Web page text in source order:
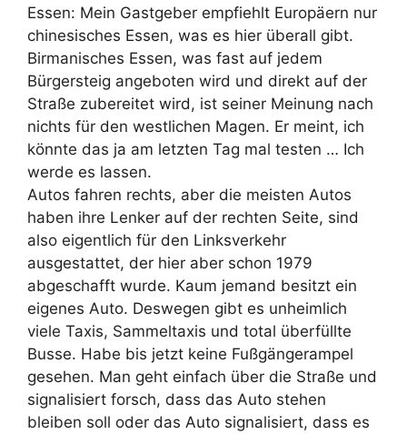
Essen: Mein Gastgeber empfiehlt Europäern nur
chinesisches Essen, was es hier überall gibt.
Birmanisches Essen, was fast auf jedem
Bürgersteig angeboten wird und direkt auf der
Straße zubereitet wird, ist seiner Meinung nach
nichts für den westlichen Magen. Er meint, ich
könnte das ja am letzten Tag mal testen … Ich
werde es lassen.
Autos fahren rechts, aber die meisten Autos
haben ihre Lenker auf der rechten Seite, sind
also eigentlich für den Linksverkehr
ausgestattet, der hier aber schon 1979
abgeschafft wurde. Kaum jemand besitzt ein
eigenes Auto. Deswegen gibt es unheimlich
viele Taxis, Sammeltaxis und total überfüllte
Busse. Habe bis jetzt keine Fußgängerampel
gesehen. Man geht einfach über die Straße und
signalisiert forsch, dass das Auto stehen
bleiben soll oder das Auto signalisiert, dass es